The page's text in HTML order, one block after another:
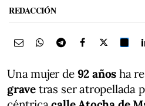
REDACCIÓN
Una mujer de 92 años ha
grave tras ser atropellada